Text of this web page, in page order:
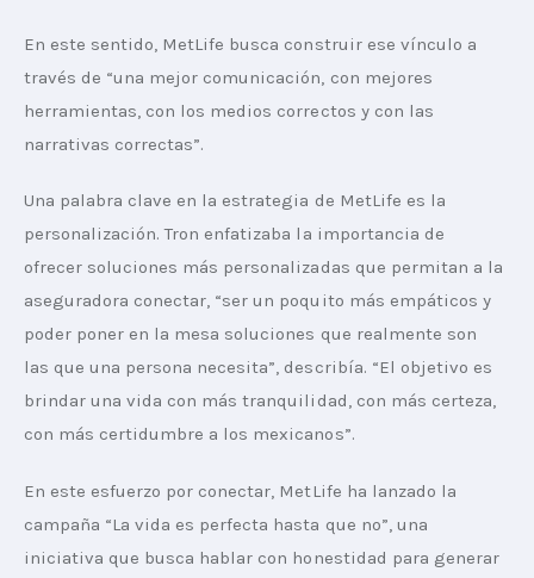
En este sentido, MetLife busca construir ese vínculo a
través de “una mejor comunicación, con mejores
herramientas, con los medios correctos y con las
narrativas correctas”.
Una palabra clave en la estrategia de MetLife es la
personalización. Tron enfatizaba la importancia de
ofrecer soluciones más personalizadas que permitan a la
aseguradora conectar, “ser un poquito más empáticos y
poder poner en la mesa soluciones que realmente son
las que una persona necesita”, describía. “El objetivo es
brindar una vida con más tranquilidad, con más certeza,
con más certidumbre a los mexicanos”.
En este esfuerzo por conectar, MetLife ha lanzado la
campaña “La vida es perfecta hasta que no”, una
iniciativa que busca hablar con honestidad para generar